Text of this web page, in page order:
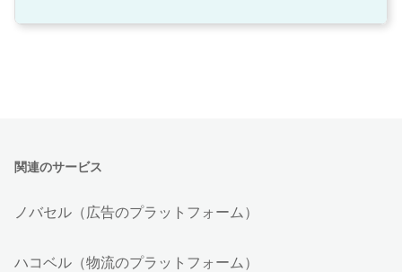
関連のサービス
ノバセル（広告のプラットフォーム）
ハコベル（物流のプラットフォーム）